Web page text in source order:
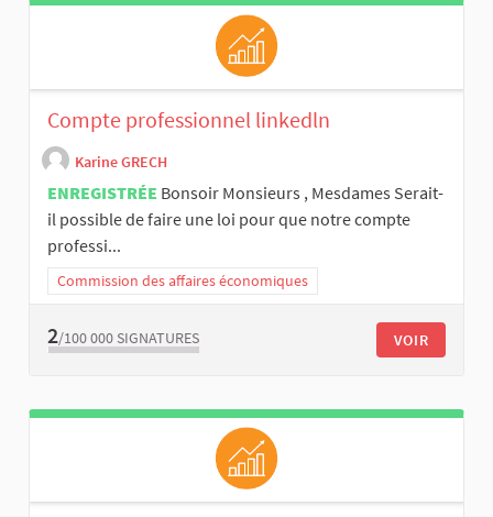
Compte professionnel linkedln
Karine GRECH
ENREGISTRÉE Bonsoir Monsieurs , Mesdames Serait-
il possible de faire une loi pour que notre compte
professi...
Commission des affaires économiques
2/100 000 SIGNATURES VOIR